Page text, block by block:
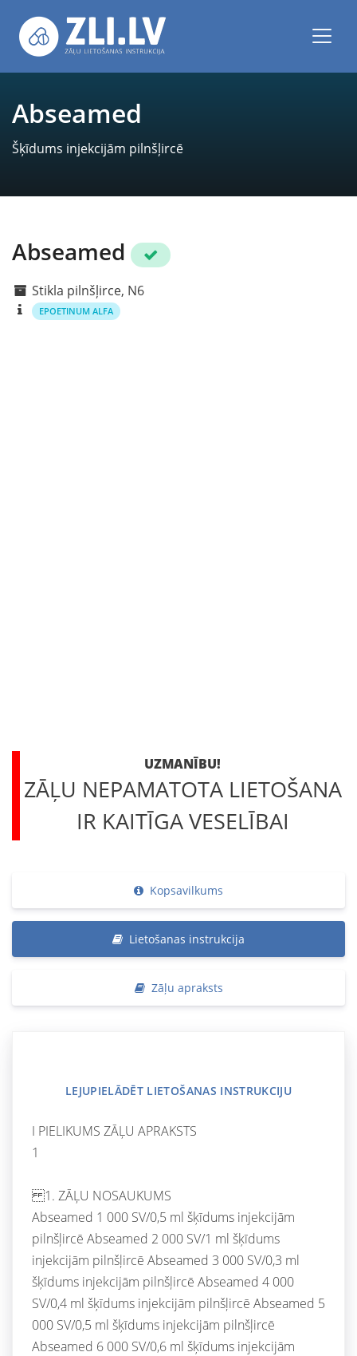
Abseamed
Šķīdums injekcijām pilnšļircē
Abseamed
Stikla pilnšļirce, N6
EPOETINUM ALFA
UZMANĪBU!
ZĀĻU NEPAMATOTA LIETOŠANA
IR KAITĪGA VESELĪBAI
Kopsavilkums
Lietošanas instrukcija
Zāļu apraksts
LEJUPIELĀDĒT LIETOŠANAS INSTRUKCIJU
I PIELIKUMS ZĀĻU APRAKSTS
1
1. ZĀĻU NOSAUKUMS
Abseamed 1 000 SV/0,5 ml šķīdums injekcijām
pilnšļircē Abseamed 2 000 SV/1 ml šķīdums
injekcijām pilnšļircē Abseamed 3 000 SV/0,3 ml
šķīdums injekcijām pilnšļircē Abseamed 4 000
SV/0,4 ml šķīdums injekcijām pilnšļircē Abseamed 5
000 SV/0,5 ml šķīdums injekcijām pilnšļircē
Abseamed 6 000 SV/0,6 ml šķīdums injekcijām